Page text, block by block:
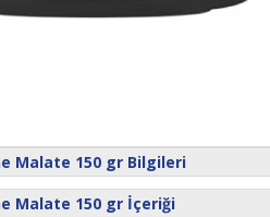
Malate 150 gr Bilgileri
Malate 150 gr İçeriği